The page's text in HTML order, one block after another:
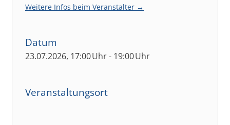
Weitere Infos beim Veranstalter →
Datum
23.07.2026, 17:00 Uhr - 19:00 Uhr
Veranstaltungsort